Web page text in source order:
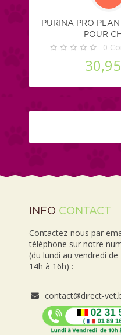
PURINA PRO
POUR
0
INFO CONTACT
Contactez-nous par
téléphone sur notre
(du lundi au vendredi
14h à 16h) :
contact@direct-